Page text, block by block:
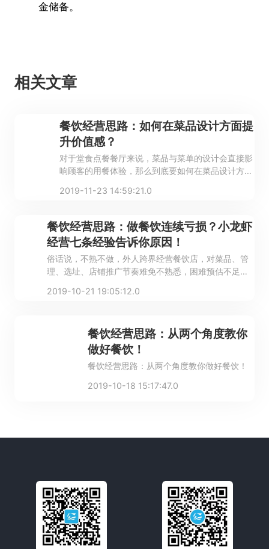
金储备。
相关文章
餐饮经营思路：如何在菜品设计方面提
升价值感？
对于堂食点餐餐厅来说，菜品与菜单的设计会直接影
响顾客的用餐体验，那么到底要如何在菜品设计方面
2019-11-23 14:59:21.0
餐饮经营思路：做餐饮连续亏损？小龙虾
经营七条经验告诉你原因！
俗话说，不熟不做，外人跨界经营餐饮店，对菜品、管
理、选址、店铺推广节奏难免不熟悉，困难预估不足，
会比业内人士犯错更多。
2019-10-21 19:05:12.0
餐饮经营思路：从两个角度教你
做好餐饮！
餐饮经营思路：从两个角度教你做好餐饮！
2019-10-18 15:17:47.0